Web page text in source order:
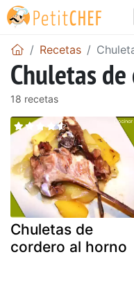
Recetas
Chuletas
18 recetas
Chuletas de
cordero al horno